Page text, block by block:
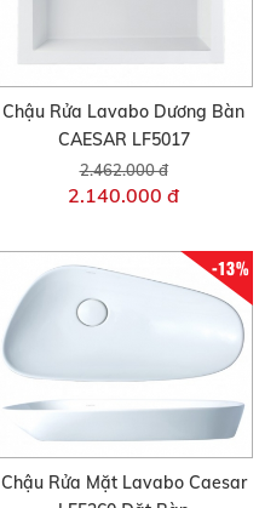
Chậu Rửa Lavabo Dương Bàn
CAESAR LF5017
2.462.000 đ
2.140.000 đ
-13%
Chậu Rửa Mặt Lavabo Caesar